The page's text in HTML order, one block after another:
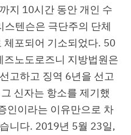
지 10시간 동안 개인 수
텐슨은 극단주의 단체
체포되어 기소되었다. 50
즈노도로즈니 지방법원은
고하고 징역 6년을 선고
신자는 항소를 제기했
인이라는 이유만으로 차
니다. 2019년 5월 23일,